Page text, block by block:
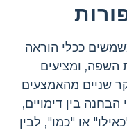
ככלי הוראה
השפה, ומציעים
שניים מהאמצעים
בין דימויים,
או "כמו", לבין